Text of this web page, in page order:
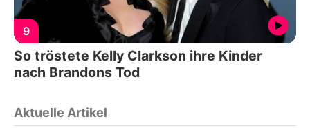
9
So tröstete Kelly Clarkson ihre Kinder
nach Brandons Tod
Aktuelle Artikel